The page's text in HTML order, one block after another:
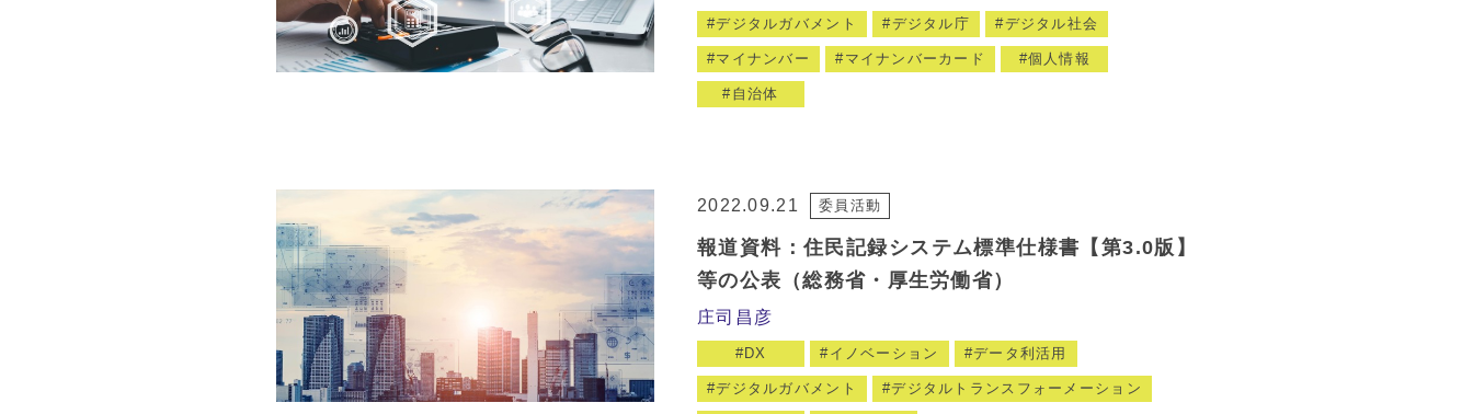
デジタルガバメント デジタル庁 デジタル社会
マイナンバー マイナンバーカード 個人情報
自治体
2022.09.21 委員活動
報道資料：住民記録システム標準仕様書【第3.0版】
等の公表（総務省・厚生労働省）
庄司昌彦
DX イノベーション データ利活用
デジタルガバメント デジタルトランスフォーメーション